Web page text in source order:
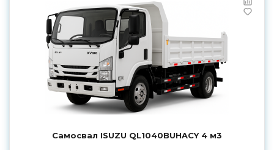
Самосвал ISUZU QL1040BUHAСY 4 м3